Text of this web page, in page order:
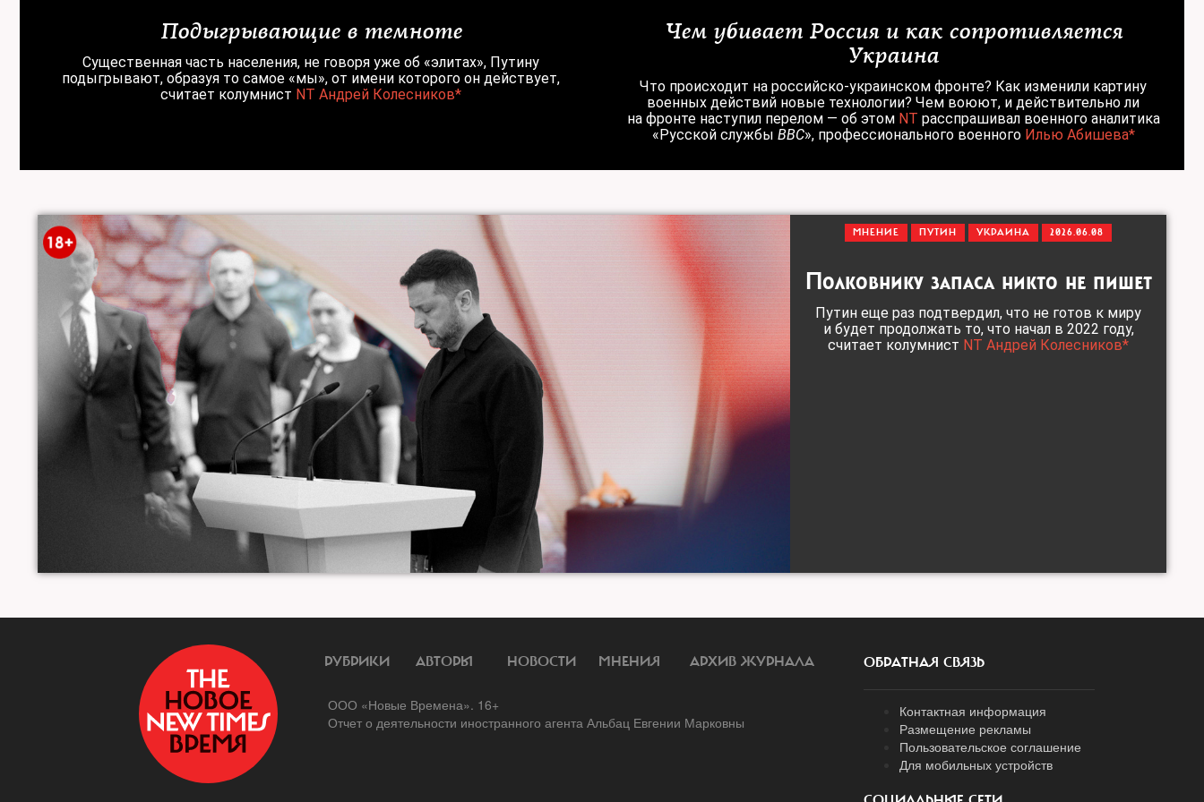
Подыгрывающие в темноте
Существенная часть населения, не говоря уже об «элитах», Путину
подыгрывают, образуя то самое «мы», от имени которого он действует,
считает колумнист NT Андрей Колесников*
Чем убивает Россия и как сопротивляется
Украина
Что происходит на российско-украинском фронте? Как изменили картину
военных действий новые технологии? Чем воюют, и действительно ли
на фронте наступил перелом — об этом NT расспрашивал военного аналитика
«Русской службы BBC», профессионального военного Илью Абишева*
МНЕНИЕ ПУТИН УКРАИНА 2026.06.08
Полковнику запаса никто не пишет
Путин еще раз подтвердил, что не готов к миру
и будет продолжать то, что начал в 2022 году,
считает колумнист NT Андрей Колесников*
РУБРИКИ АВТОРЫ НОВОСТИ МНЕНИЯ АРХИВ ЖУРНАЛА
ООО «Новые Времена». 16+
Отчет о деятельности иностранного агента Альбац Евгении Марковны
ОБРАТНАЯ СВЯЗЬ
Контактная информация
Размещение рекламы
Пользовательское соглашение
Для мобильных устройств